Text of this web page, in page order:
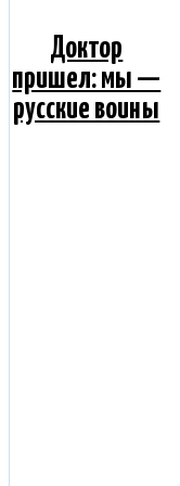
Доктор
пришел: мы —
русские воины